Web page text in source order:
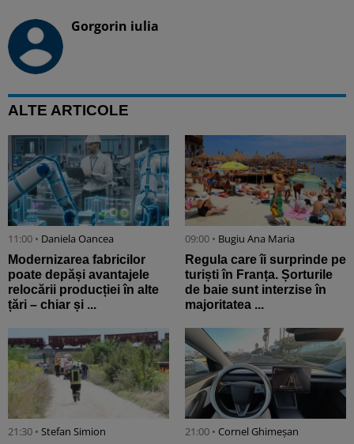
Gorgorin iulia
ALTE ARTICOLE
11:00 • Daniela Oancea
Modernizarea fabricilor
poate depăși avantajele
relocării producției în alte
țări – chiar și ...
09:00 • Bugiu ⁠Ana Maria
Regula care îi surprinde pe
turiști în Franța. Șorturile
de baie sunt interzise în
majoritatea ...
21:30 • Stefan Simion 21:00 • Cornel Ghimeșan